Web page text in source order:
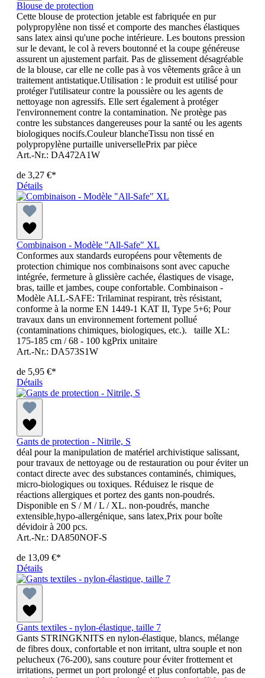
Blouse de protection
Cette blouse de protection jetable est fabriquée en pur
polypropylène non tissé et comporte des manches élastiques
sans latex ainsi qu'une poche intérieure. Les boutons pression
sur le devant, le col à revers boutonné et la coupe généreuse
assurent un ajustement parfait. Pas de glissement désagréable
de la blouse, car elle ne colle pas à vos vêtements grâce à un
traitement antistatique.Utilisation : le produit est utilisé pour
protéger l'utilisateur contre la poussière ou les agents de
nettoyage non agressifs. Elle sert également à protéger
l'environnement contre la contamination. Ne protège pas
contre les substances dangereuses pour la santé ou les agents
biologiques nocifs.Couleur blancheTissu non tissé en
polypropylène purtaille universellePrix par pièce
Art.-Nr.: DA472A1W
de 3,27 €*
Détails
Combinaison - Modèle "All-Safe" XL
Conformes aux standards européens pour vêtements de
protection chimique nos combinaisons sont avec capuche
intégrée, fermeture à glissière cachée, élastiques de visage,
bras, taille et jambes, coupe confortable. Combinaison -
Modèle ALL-SAFE: Trilaminat respirant, très résistant,
conforme à la norme EN 1449-1 KAT II, Type 5+6; Pour
travaux dans un environnement fortement pollué
(contaminations chimiques, biologiques, etc.). taille XL:
175-185 cm / 68 - 100 kgPrix unitaire
Art.-Nr.: DA573S1W
de 5,95 €*
Détails
Gants de protection - Nitrile, S
déal pour la manipulation de matériel archivistique salissant,
pour travaux de nettoyage ou de restauration ou pour éviter un
contact directe avec des substances contaminés, chimiques,
micro-biologiques ou toxiques. Réduisez le risque de
réactions allergiques et portez des gants non-poudrés.
Disponible en S / M / L / XL. non-poudrés, manche
extensible,hypo-allergénique, sans latex,Prix pour boîte
dévidoir à 200 pcs.
Art.-Nr.: DA850NOF-S
de 13,09 €*
Détails
Gants textiles - nylon-élastique, taille 7
Gants STRINGKNITS en nylon-élastique, blancs, mélange
de fibres doux, confortable et non irritant, ultra souple et non
pelucheux (76-200), sans couture pour éviter frottement et
irritations, permet un port prolongé et plus confortable, pas de